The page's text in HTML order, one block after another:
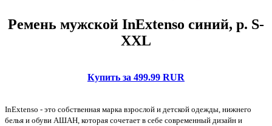
Ремень мужской InExtenso синий, р. S-
XXL
Купить за 499.99 RUR
InExtenso - это собственная марка взрослой и детской одежды, нижнего
белья и обуви АШАН, которая сочетает в себе современный дизайн и